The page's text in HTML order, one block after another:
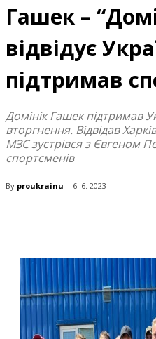
Гашек –
відвідує
підтримав
Домінік Гашек підтримав
вторгнення. Відвідав
МЗС зустрівся з Євгеном
спортсменів
By proukrainu 6. 6. 2023